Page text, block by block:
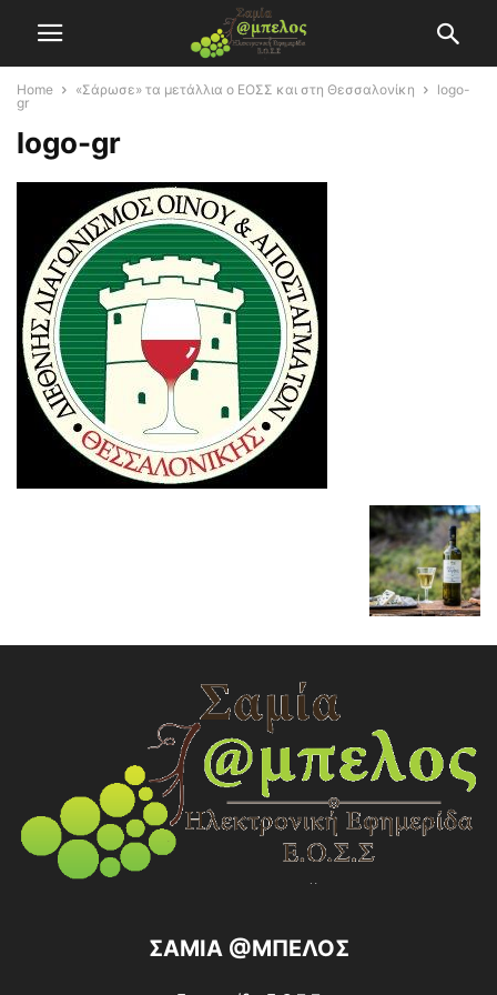
Home «Σάρωσε» τα μετάλλια ο ΕΟΣΣ και στη Θεσσαλονίκη
logo-
gr
logo-gr
ΣΑΜΙΑ @ΜΠΕΛΟΣ